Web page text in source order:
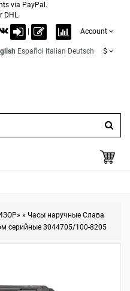
via PayPal.
DHL.
Account
Español Italian Deutsch $
» Часы наручные Слава
серийные 3044705/100-8205